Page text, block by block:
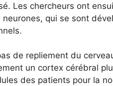
Les chercheurs ont
neurones, qui se sont
de repliement du
un cortex cérébral
des patients pour la